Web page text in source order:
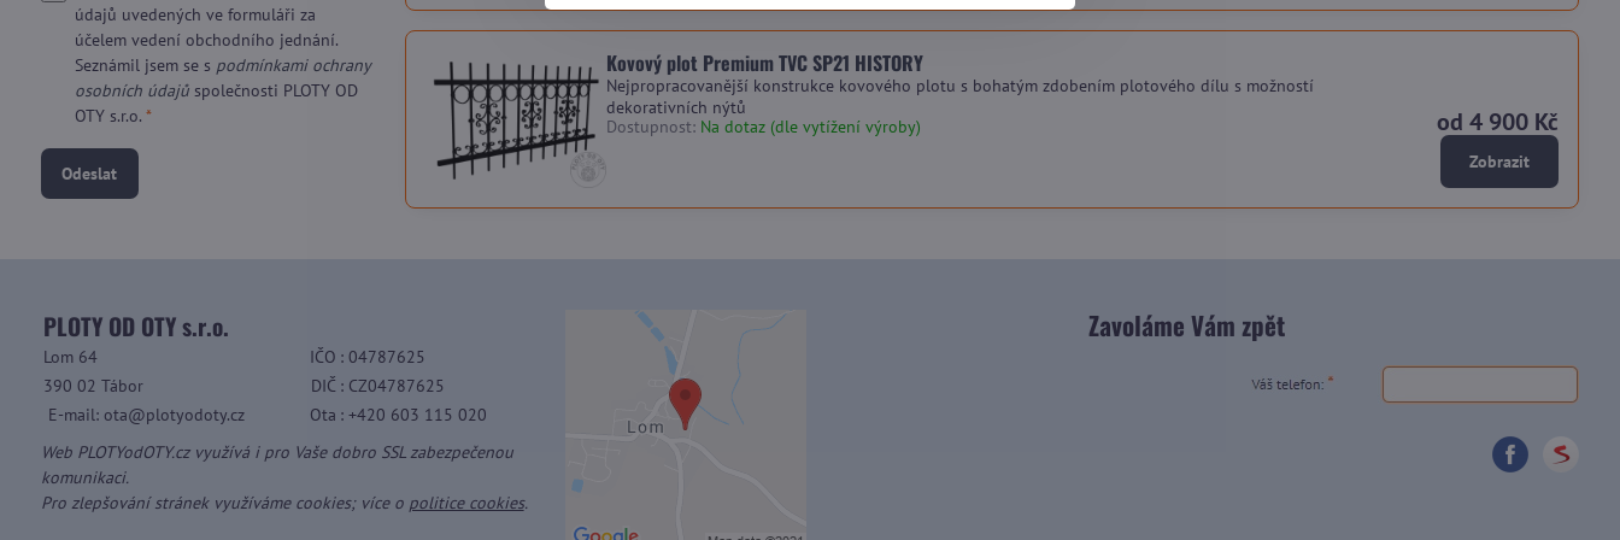
Kovový plot Premium TVC SP21 HISTORY
Nejpropracovanější konstrukce kovového plotu s bohatým zdobením plotového dílu s možností
dekorativních nýtů
Dostupnost: Na dotaz (dle vytížení výroby) od 4 900 Kč
Zobrazit
údajů uvedených ve formuláři za
účelem vedení obchodního jednání.
Seznámil jsem se s podmínkami ochrany
osobních údajů společnosti PLOTY OD
OTY s.r.o. *
Odeslat
PLOTY OD OTY s.r.o.
Lom 64 IČO : 04787625
390 02 Tábor
DIČ : CZ04787625
E-mail: ota@plotyodoty.cz
Ota : +420 603 115 020
Web PLOTYodOTY.cz využívá i pro Vaše dobro SSL zabezpečenou
komunikaci.
Pro zlepšování stránek využíváme cookies; více o politice cookies.
Zavoláme Vám zpět